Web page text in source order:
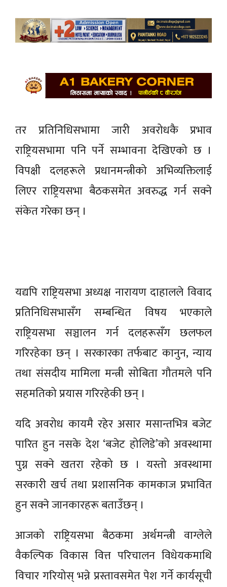
तर प्रतिनिधिसभामा जारी अवरोधकै प्रभाव
राष्ट्रियसभामा पनि पर्ने सम्भावना देखिएको छ ।
विपक्षी दलहरूले प्रधानमन्त्रीको अभिव्यक्तिलाई
लिएर राष्ट्रियसभा बैठकसमेत अवरुद्ध गर्न सक्ने
संकेत गरेका छन् ।
यद्यपि राष्ट्रियसभा अध्यक्ष नारायण दाहालले विवाद
प्रतिनिधिसभासँग सम्बन्धित विषय भएकाले
राष्ट्रियसभा सञ्चालन गर्न दलहरूसँग छलफल
गरिरहेका छन् । सरकारका तर्फबाट कानुन, न्याय
तथा संसदीय मामिला मन्त्री सोबिता गौतमले पनि
सहमतिको प्रयास गरिरहेकी छन् ।
यदि अवरोध कायमै रहेर असार मसान्तभित्र बजेट
पारित हुन नसके देश ‘बजेट होलिडे’को अवस्थामा
पुग्न सक्ने खतरा रहेको छ । यस्तो अवस्थामा
सरकारी खर्च तथा प्रशासनिक कामकाज प्रभावित
हुन सक्ने जानकारहरू बताउँछन् ।
आजको राष्ट्रियसभा बैठकमा अर्थमन्त्री वाग्लेले
वैकल्पिक विकास वित्त परिचालन विधेयकमाथि
विचार गरियोस् भन्ने प्रस्तावसमेत पेश गर्ने कार्यसूची